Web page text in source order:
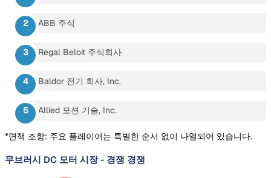
ABB 주식
Regal Beloit 주식회사
Baldor 전기 회사, Inc.
Allied 모션 기술, Inc.
*면책 조항: 주요 플레이어는 특별한 순서 없이 나열되어 있습니다.
무브러시 DC 모터 시장- 경쟁 경쟁